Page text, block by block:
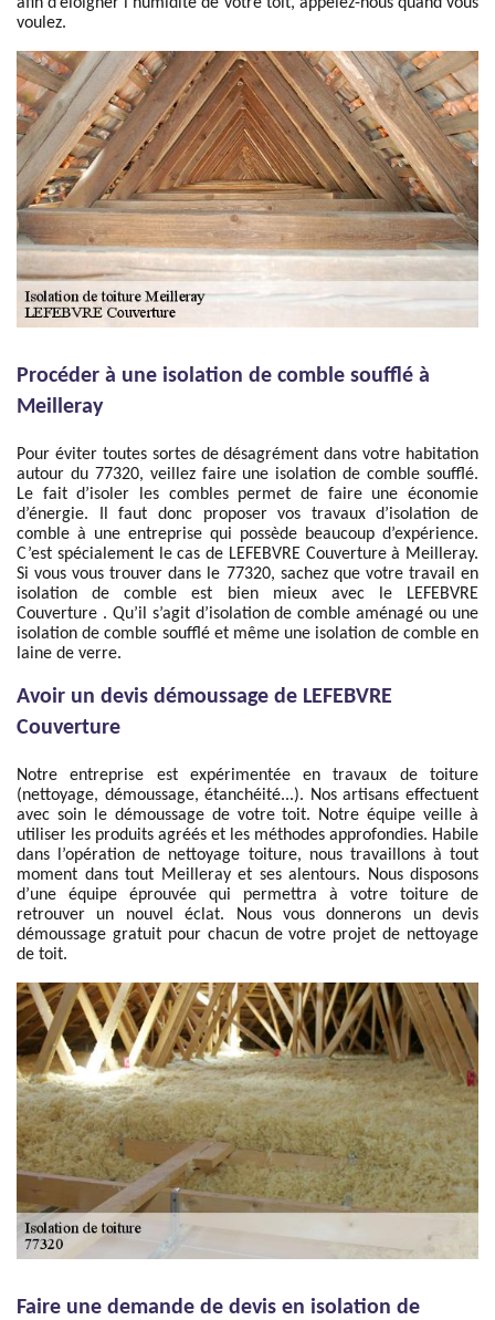
voulez.
Procéder à une isolation de comble soufflé à
Meilleray
Pour éviter toutes sortes de désagrément dans votre habitation
autour du 77320, veillez faire une isolation de comble soufflé.
Le fait d’isoler les combles permet de faire une économie
d’énergie. Il faut donc proposer vos travaux d’isolation de
comble à une entreprise qui possède beaucoup d’expérience.
C’est spécialement le cas de LEFEBVRE Couverture à Meilleray.
Si vous vous trouver dans le 77320, sachez que votre travail en
isolation de comble est bien mieux avec le LEFEBVRE
Couverture . Qu’il s’agit d’isolation de comble aménagé ou une
isolation de comble soufflé et même une isolation de comble en
laine de verre.
Avoir un devis démoussage de LEFEBVRE
Couverture
Notre entreprise est expérimentée en travaux de toiture
(nettoyage, démoussage, étanchéité...). Nos artisans effectuent
avec soin le démoussage de votre toit. Notre équipe veille à
utiliser les produits agréés et les méthodes approfondies. Habile
dans l’opération de nettoyage toiture, nous travaillons à tout
moment dans tout Meilleray et ses alentours. Nous disposons
d’une équipe éprouvée qui permettra à votre toiture de
retrouver un nouvel éclat. Nous vous donnerons un devis
démoussage gratuit pour chacun de votre projet de nettoyage
de toit.
Faire une demande de devis en isolation de